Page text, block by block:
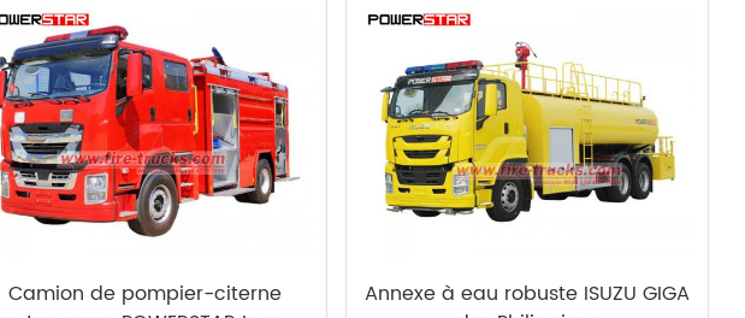
Camion de pompier-citerne
Annexe à eau robuste ISUZU GIGA